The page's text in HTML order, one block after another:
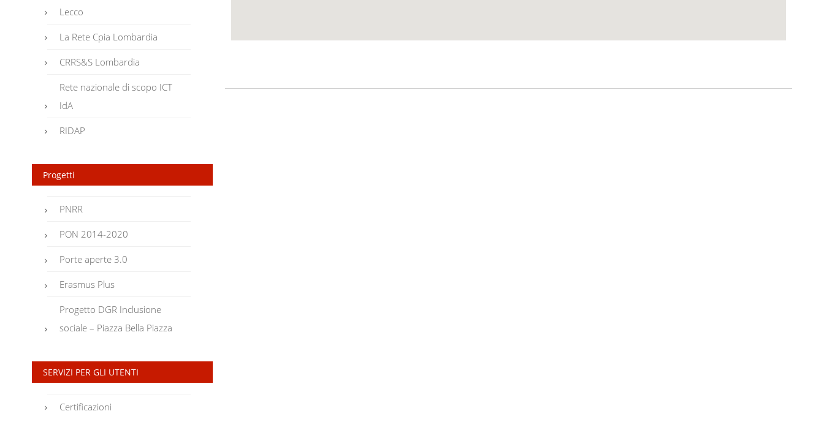
Lecco
La Rete Cpia Lombardia
CRRS&S Lombardia
Rete nazionale di scopo ICT
IdA
RIDAP
Progetti
PNRR
PON 2014-2020
Porte aperte 3.0
Erasmus Plus
Progetto DGR Inclusione
sociale – Piazza Bella Piazza
SERVIZI PER GLI UTENTI
Certificazioni